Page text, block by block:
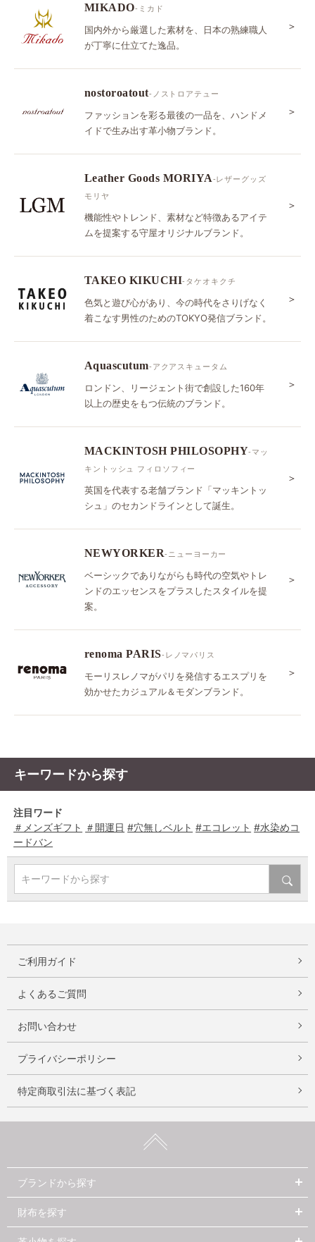
MIKADO-ミカド
国内外から厳選した素材を、日本の熟練職人
が丁寧に仕立てた逸品。
＞
nostoroatout-ノストロアテュー
ファッションを彩る最後の一品を、ハンドメ
イドで生み出す革小物ブランド。
＞
Leather Goods MORIYA-レザーグッズ
モリヤ
機能性やトレンド、素材など特徴あるアイテ
ムを提案する守屋オリジナルブランド。
＞
TAKEO KIKUCHI-タケオキクチ
色気と遊び心があり、今の時代をさりげなく
着こなす男性のためのTOKYO発信ブランド。
＞
Aquascutum-アクアスキュータム
ロンドン、リージェント街で創設した160年
以上の歴史をもつ伝統のブランド。
＞
MACKINTOSH PHILOSOPHY-マッ
キントッシュ フィロソフィー
英国を代表する老舗ブランド「マッキントッ
シュ」のセカンドラインとして誕生。
＞
NEWYORKER-ニューヨーカー
ベーシックでありながらも時代の空気やトレ
ンドのエッセンスをプラスしたスタイルを提
案。
＞
renoma PARIS-レノマパリス
モーリスレノマがパリを発信するエスプリを
効かせたカジュアル＆モダンブランド。
＞
キーワードから探す
注目ワード
＃メンズギフト ＃開運日 #穴無しベルト #エコレット #水染めコ
ードバン
キーワードから探す
ご利用ガイド
よくあるご質問
お問い合わせ
プライバシーポリシー
特定商取引法に基づく表記
ブランドから探す
財布を探す